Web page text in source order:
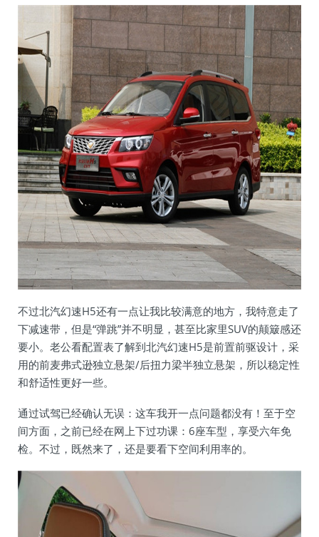
不过北汽幻速H5还有一点让我比较满意的地方，我特意走了
下减速带，但是“弹跳”并不明显，甚至比家里SUV的颠簸感还
要小。老公看配置表了解到北汽幻速H5是前置前驱设计，采
用的前麦弗式逊独立悬架/后扭力梁半独立悬架，所以稳定性
和舒适性更好一些。
通过试驾已经确认无误：这车我开一点问题都没有！至于空
间方面，之前已经在网上下过功课：6座车型，享受六年免
检。不过，既然来了，还是要看下空间利用率的。